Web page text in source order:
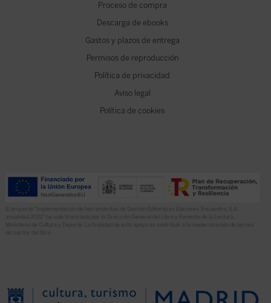
Proceso de compra
Descarga de ebooks
Gastos y plazos de entrega
Permisos de reproducción
Política de privacidad
Aviso legal
Política de cookies
El proyecto “Implementación de herramientas de Gestión Editorial en Ediciones Encuentro, S.A.
anualidad 2022” ha sido financiado por la Dirección General del Libro y Fomento de la Lectura,
Ministerio de Cultura y Deporte. La finalidad de este apoyo es contribuir a la modernización de pymes
del sector del libro.